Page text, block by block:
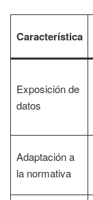
Característica
Exposición de
datos
Adaptación a
la normativa